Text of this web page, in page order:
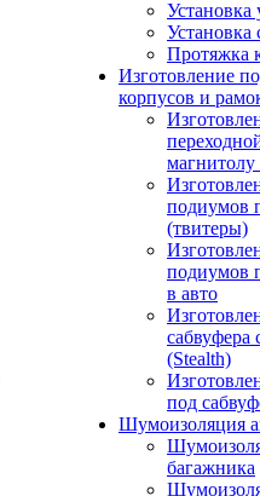
Установка
Установка
Протяжка
Изготовление
корпусов и
подиумов
(твитеры)
подиумов
в авто
сабвуфера
(Stealth)
под
Шумоизоляция
багажника